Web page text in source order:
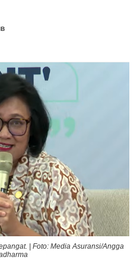
| Foto: Media Asuransi/Angga